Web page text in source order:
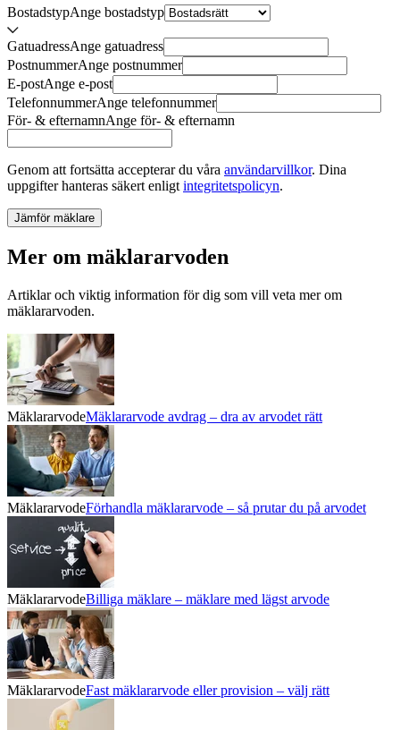
BostadstypAnge bostadstyp
GatuadressAnge gatuadress
PostnummerAnge postnummer
E-postAnge e-post
TelefonnummerAnge telefonnummer
För- & efternamnAnge för- & efternamn
Genom att fortsätta accepterar du våra användarvillkor. Dina
uppgifter hanteras säkert enligt integritetspolicyn.
Jämför mäklare
Mer om mäklararvoden
Artiklar och viktig information för dig som vill veta mer om
mäklararvoden.
MäklararvodeMäklararvode avdrag – dra av arvodet rätt
MäklararvodeFörhandla mäklararvode – så prutar du på arvodet
MäklararvodeBilliga mäklare – mäklare med lägst arvode
MäklararvodeFast mäklararvode eller provision – välj rätt